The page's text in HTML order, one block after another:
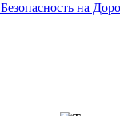
на